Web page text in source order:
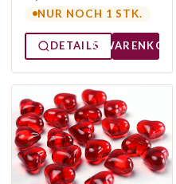
NUR NOCH 1 STK.
DETAILS WARENKORB